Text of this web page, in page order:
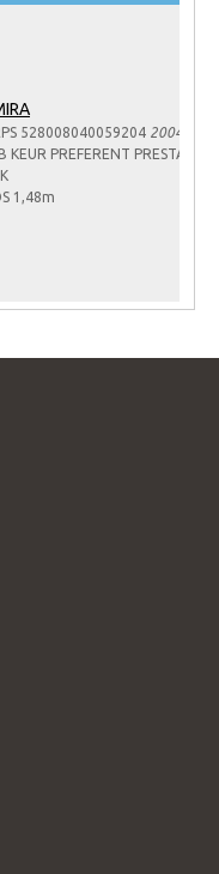
528008040059204 2004
KEUR PREFERENT PRESTATIE-
1,48m